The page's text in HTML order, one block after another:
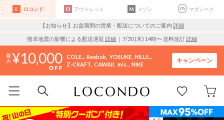
ロコンド アウトレット メゾン マガシーク
【お知らせ】お盆期間の営業・配送についてのご案内 詳細
熊本地震の影響による配送遅延 詳細 ｜7/30 (木) 14時〜 送料改訂詳細
10,000 COLE.. Reebok YOSUKE HILLS..
Z-CRAFT CAWAII mis.. NIKE
キャンペーン